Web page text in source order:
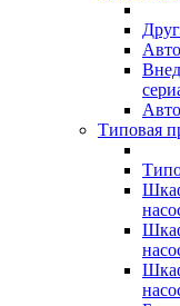
Типовая